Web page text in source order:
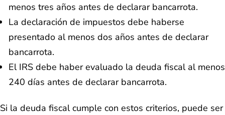
menos tres años antes de declarar bancarrota.
La declaración de impuestos debe haberse
presentado al menos dos años antes de declarar
bancarrota.
El IRS debe haber evaluado la deuda fiscal al menos
240 días antes de declarar bancarrota.
Si la deuda fiscal cumple con estos criterios, puede ser